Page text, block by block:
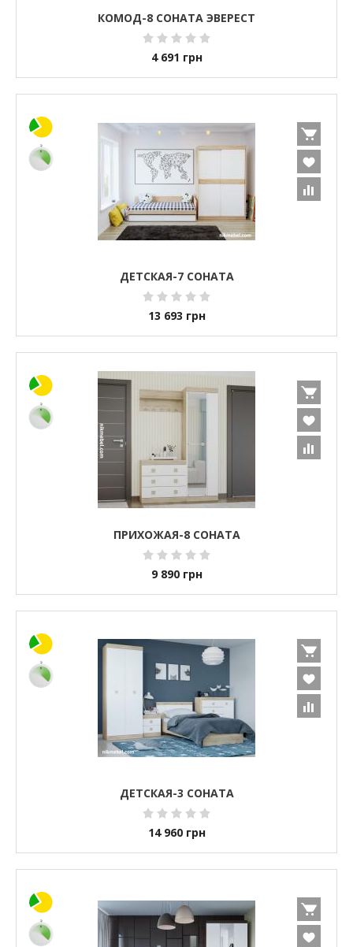
КОМОД-8 СОНАТА ЭВЕРЕСТ
4 691 грн
ДЕТСКАЯ-7 СОНАТА
13 693 грн
ПРИХОЖАЯ-8 СОНАТА
9 890 грн
ДЕТСКАЯ-3 СОНАТА
14 960 грн